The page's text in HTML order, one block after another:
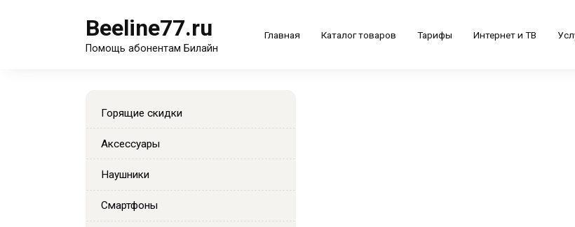
Beeline77.ru
Помощь абонентам Билайн
Главная Каталог товаров Тарифы Интернет и ТВ
Горящие скидки
Аксессуары
Наушники
Смартфоны